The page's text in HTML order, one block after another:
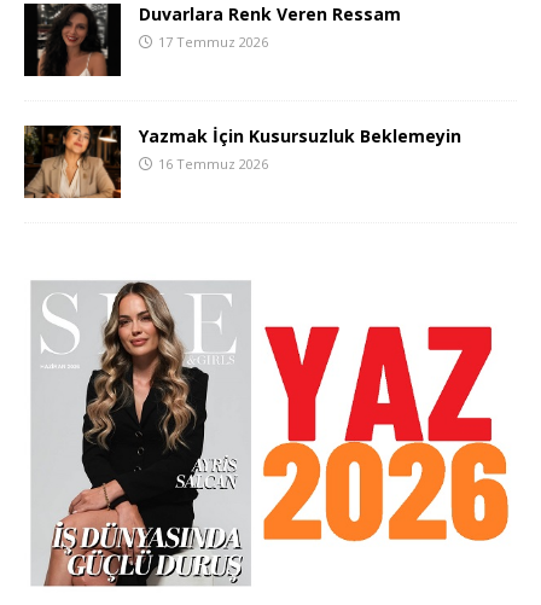
Duvarlara Renk Veren Ressam
17 Temmuz 2026
Yazmak İçin Kusursuzluk Beklemeyin
16 Temmuz 2026